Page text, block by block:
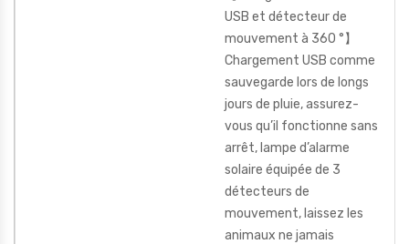
USB et détecteur de
mouvement à 360 °】
Chargement USB comme
sauvegarde lors de longs
jours de pluie, assurez-
vous qu’il fonctionne sans
arrêt, lampe d’alarme
solaire équipée de 3
détecteurs de
mouvement, laissez les
animaux ne jamais